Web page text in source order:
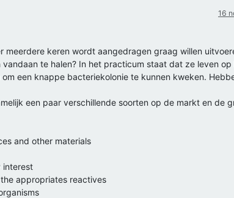
16
keren wordt aangedragen graag willen
te halen? In het practicum staat dat ze leven
een knappe bacteriekolonie te kunnen kweken.
een paar verschillende soorten op de markt en de
and other materials
interest
appropriates reactives